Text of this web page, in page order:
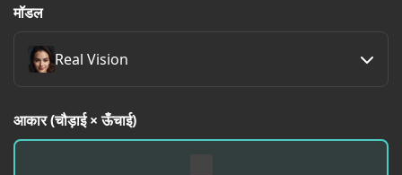
मॉडल
Real Vision
आकार (चौड़ाई × ऊँचाई)